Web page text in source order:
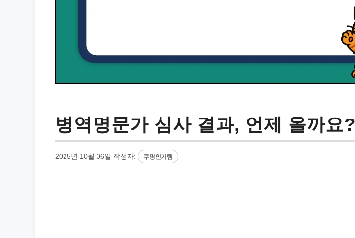
병역명문가 심사 결과, 언제 올까요?
2025년 10월 06일 작성자: 쿠팡인기템